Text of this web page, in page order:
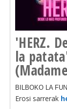
'HERZ.
la
BILBOKO LA
Erosi sarrerak